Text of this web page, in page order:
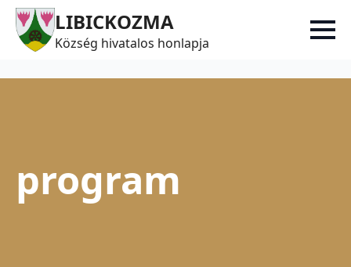
LIBICKOZMA
Község hivatalos honlapja
program